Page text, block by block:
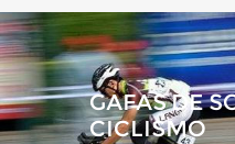
GAFAS DE
CICLISMO